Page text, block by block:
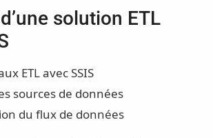
solution ETL
ETL avec SSIS
sources de données
du flux de données